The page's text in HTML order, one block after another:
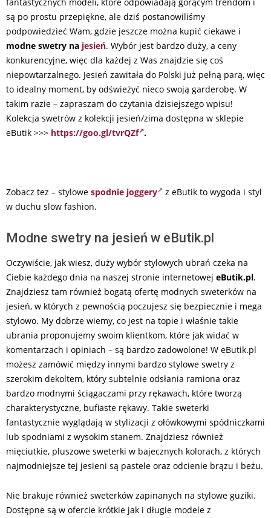
fantastycznych modeli, które odpowiadają gorącym trendom i
są po prostu przepiękne, ale dziś postanowiliśmy
podpowiedzieć Wam, gdzie jeszcze można kupić ciekawe i
modne swetry na jesień. Wybór jest bardzo duży, a ceny
konkurencyjne, więc dla każdej z Was znajdzie się coś
niepowtarzalnego. Jesień zawitała do Polski już pełną parą, więc
to idealny moment, by odświeżyć nieco swoją garderobę. W
takim razie – zapraszam do czytania dzisiejszego wpisu!
Kolekcja swetrów z kolekcji jesień/zima dostępna w sklepie
eButik >>> https://goo.gl/tvrQZf .
Zobacz tez – stylowe spodnie joggery
z eButik to wygoda i styl
w duchu slow fashion.
Modne swetry na jesień w eButik.pl
Oczywiście, jak wiesz, duży wybór stylowych ubrań czeka na
Ciebie każdego dnia na naszej stronie internetowej eButik.pl.
Znajdziesz tam również bogatą ofertę modnych sweterków na
jesień, w których z pewnością poczujesz się bezpiecznie i mega
stylowo. My dobrze wiemy, co jest na topie i właśnie takie
ubrania proponujemy swoim klientkom, które jak widać w
komentarzach i opiniach – są bardzo zadowolone! W eButik.pl
możesz zamówić między innymi bardzo stylowe swetry z
szerokim dekoltem, który subtelnie odsłania ramiona oraz
bardzo modnymi ściągaczami przy rękawach, które tworzą
charakterystyczne, bufiaste rękawy. Takie sweterki
fantastycznie wyglądają w stylizacji z ołówkowymi spódniczkami
lub spodniami z wysokim stanem. Znajdziesz również
mięciutkie, pluszowe sweterki w bajecznych kolorach, z których
najmodniejsze tej jesieni są pastele oraz odcienie brązu i beżu.
Nie brakuje również sweterków zapinanych na stylowe guziki.
Dostępne są w ofercie krótkie jak i długie modele z